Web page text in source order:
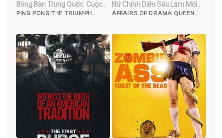
Bóng Bàn Trung Quốc: Cuộc
Phản Công
PING PONG:THE TRIUMPH
Nữ Chính Diễn Sâu Lắm Mối
Theo
AFFAIRS OF DRAMA QUEEN